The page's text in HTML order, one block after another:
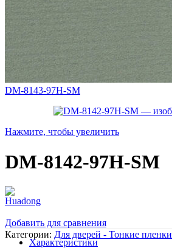
DM-8143-97H-SM
Нажмите, чтобы увеличить
DM-8142-97H-SM
Добавить для сравнения
Категории: Для дверей - Тонкие пленки
Характеристики